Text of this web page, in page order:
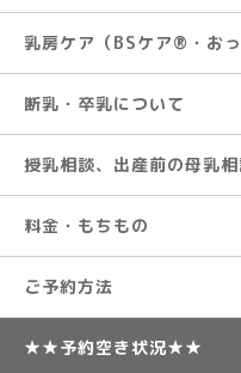
乳房ケア（BSケア®︎・おっ
断乳・卒乳について
授乳相談、出産前の母乳
料金・もちもの
ご予約方法
★★予約空き状況★★